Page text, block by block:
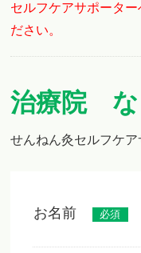
セルフケアサポータ
ださい。
治療院 な
せんねん灸セルフケア
お名前 必須